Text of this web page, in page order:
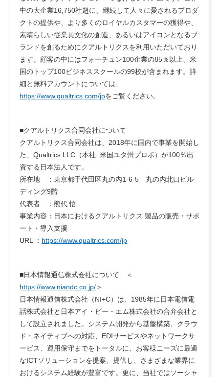
中の大企業16,750社超に、継続して人々に愛されるプロダ
クトの提供や、より多くのロイヤルカスタマーの獲得や、
素晴らしい従業員文化の創造、あるいはアイコンとなるブ
ランドを創るためにクアルトリクスを利用いただいており
ます。顧客の中にはフォーチュン100企業の85％以上、米
国のトップ100ビジネススクールの99校が含まれます。詳
細と無料アカウントについては、
https://www.qualtrics.com/jpをご覧ください。
■クアルトリクス合同会社について
クアルトリクス合同会社は、2018年に国内で事業を開始し
た、Qualtrics LLC（本社: 米国ユタ州プロボ）が100％出
資する日本法人です。
所在地 ：東京都千代田区丸の内1-6-5 丸の内北口ビル
ディング9階
代表者 ：熊代 悟
事業内容：日本におけるクアルトリクス 製品の販売・サポ
ート・導入支援
URL ： https://www.qualtrics.com/jp
■日本情報通信株式会社について ＜
https://www.niandc.co.jp/＞
日本情報通信株式会社（NI+C）は、1985年に日本電信電
話株式会社と日本アイ・ビー・エム株式会社の合弁会社と
して設立されました。システム開発から基盤構築、クラウ
ド・ネイティブへの対応、EDIサービスやネットワークサ
ービス、運用保守までをトータルに、お客様ニーズに最適
なICTソリューションを提案、提供し、さまざまな業界に
おけるシステム経験が豊富です。更に、当社ではソーシャ